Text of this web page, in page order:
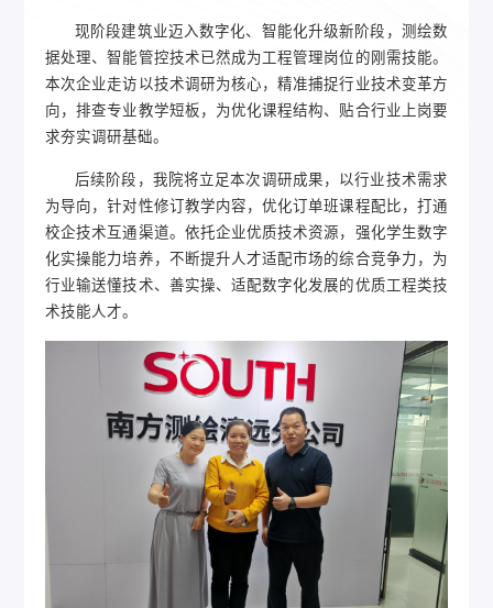
现阶段建筑业迈入数字化、智能化升级新阶段，测绘数
据处理、智能管控技术已然成为工程管理岗位的刚需技能。
本次企业走访以技术调研为核心，精准捕捉行业技术变革方
向，排查专业教学短板，为优化课程结构、贴合行业上岗要
求夯实调研基础。
后续阶段，我院将立足本次调研成果，以行业技术需求
为导向，针对性修订教学内容，优化订单班课程配比，打通
校企技术互通渠道。依托企业优质技术资源，强化学生数字
化实操能力培养，不断提升人才适配市场的综合竞争力，为
行业输送懂技术、善实操、适配数字化发展的优质工程类技
术技能人才。